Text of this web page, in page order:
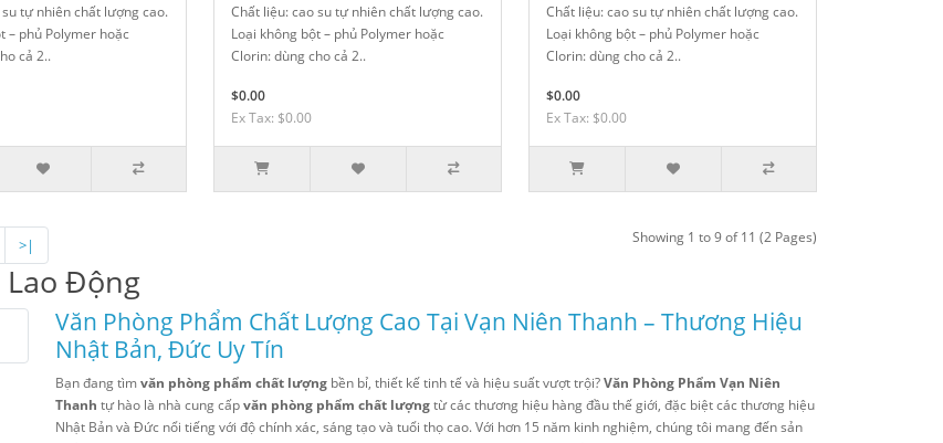
tự nhiên chất lượng cao.
– phủ Polymer hoặc
cả 2..
Chất liệu: cao su tự nhiên chất lượng cao.
Loại không bột – phủ Polymer hoặc
Clorin: dùng cho cả 2..
$0.00
Ex Tax: $0.00
Chất liệu: cao su tự nhiên chất lượng cao.
Loại không bột – phủ Polymer hoặc
Clorin: dùng cho cả 2..
$0.00
Ex Tax: $0.00
>| Showing 1 to 9 of 11 (2 Pages)
Lao Động
Văn Phòng Phẩm Chất Lượng Cao Tại Vạn Niên Thanh – Thương Hiệu
Nhật Bản, Đức Uy Tín
Bạn đang tìmvăn phòng phẩm chất lượng bền bỉ, thiết kế tinh tế và hiệu suất vượt trội?Văn Phòng Phẩm Vạn Niên
Thanh tự hào là nhà cung cấpvăn phòng phẩm chất lượngtừ các thương hiệu hàng đầu thế giới, đặc biệt các thương hiệu
Nhật Bản và Đức nổi tiếng với độ chính xác, sáng tạo và tuổi thọ cao. Với hơn 15 năm kinh nghiệm, chúng tôi mang đến sản